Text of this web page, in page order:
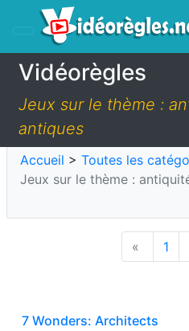
Vidéorègles
Jeux sur le thème :
antiques
Accueil > Toutes les
Jeux sur le thème :
« 1
7 Wonders: Architects